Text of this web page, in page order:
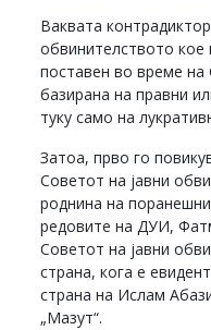
Ваквата
обвинителството
поставен во време
базирана на правни
туку само на
Затоа, прво го
Советот на јавни
роднина на
редовите на ДУИ,
Советот на јавни
страна, кога е
страна на Ислам
„Мазут“.